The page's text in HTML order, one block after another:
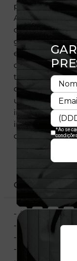
propósito
A história é de
conquistas e
garra e
estampa
de
tecnologia e
do movimento
unidade que
impacta
insere. Unem
dentro e fora
- Aba reta
- Estruturado
- Ajustável
- Composição: